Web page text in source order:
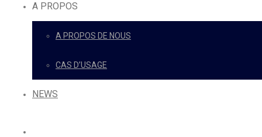
A PROPOS
A PROPOS DE NOUS
CAS D’USAGE
NEWS